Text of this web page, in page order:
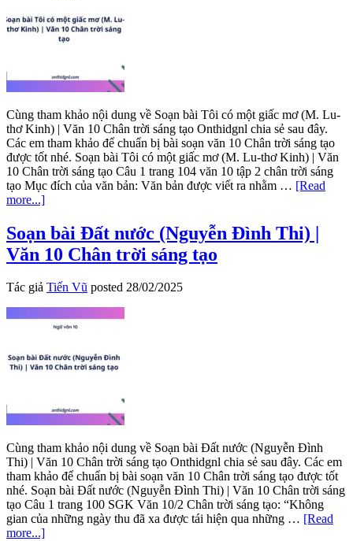
văn
lớp
Cùng tham khảo nội dung về Soạn bài Tôi có một giấc mơ (M. Lu-
thơ Kinh) | Văn 10 Chân trời sáng tạo Onthidgnl chia sẻ sau đây.
Các em tham khảo để chuẩn bị bài soạn văn 10 Chân trời sáng tạo
được tốt nhé. Soạn bài Tôi có một giấc mơ (M. Lu-thơ Kinh) | Văn
10 Chân trời sáng tạo Câu 1 trang 104 văn 10 tập 2 chân trời sáng
tạo Mục đích của văn bản: Văn bản được viết ra nhằm … [Read
more...]about
bài
Tôi
có
giấc
Lu-
Kinh)
|
Chân
trời
tạo
Soạn bài Đất nước (Nguyễn Đình Thi) |
Văn 10 Chân trời sáng tạo
Tác giả Tiến Vũ posted 28/02/2025
Cùng tham khảo nội dung về Soạn bài Đất nước (Nguyễn Đình
Thi) | Văn 10 Chân trời sáng tạo Onthidgnl chia sẻ sau đây. Các em
tham khảo để chuẩn bị bài soạn văn 10 Chân trời sáng tạo được tốt
nhé. Soạn bài Đất nước (Nguyễn Đình Thi) | Văn 10 Chân trời sáng
tạo Câu 1 trang 100 SGK Văn 10/2 Chân trời sáng tạo: “Không
gian của những ngày thu đã xa được tái hiện qua những … [Read
more...]about